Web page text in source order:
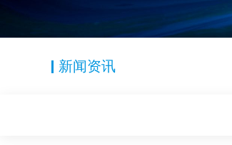
新闻资讯